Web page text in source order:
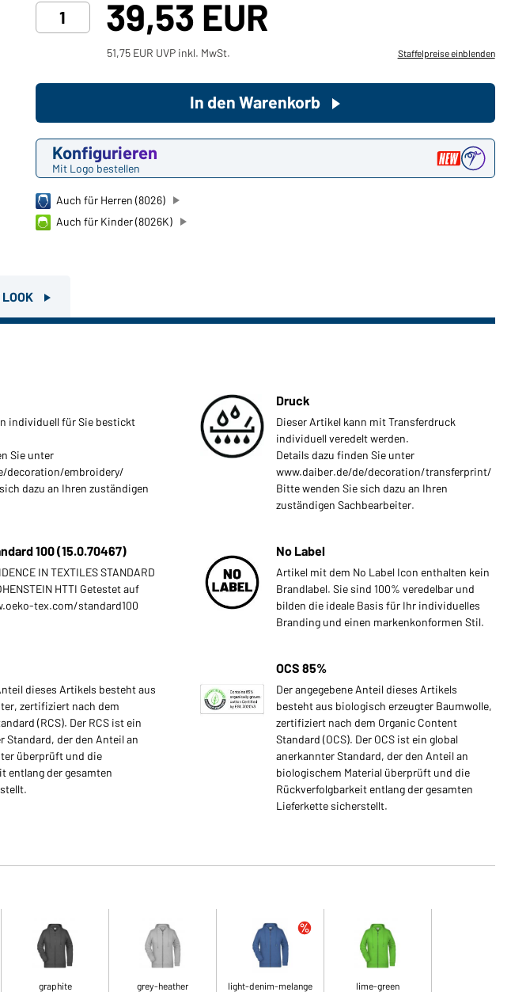
privaten Bedarf einkaufen?
Hier geht's zu unserem
Endkundenshop
39,53 EUR
51,75 EUR UVP inkl. MwSt. Staffelpreise einblenden
Konfigurieren
Mit Logo bestellen
In den Warenkorb
Auch für Herren (8026)
Auch für Kinder (8026K)
LOOK
individuell für Sie bestickt
Sie unter
decoration/embroidery/
dazu an Ihren zuständigen
Druck
Dieser Artikel kann mit Transferdruck
individuell veredelt werden.
Details dazu finden Sie unter
www.daiber.de/de/decoration/transferprint/
Bitte wenden Sie sich dazu an Ihren
zuständigen Sachbearbeiter.
100 (15.0.70467)
IN TEXTILES STANDARD
HTTI Getestet auf
tex.com/standard100
No Label
Artikel mit dem No Label Icon enthalten kein
Brandlabel. Sie sind 100% veredelbar und
bilden die ideale Basis für Ihr individuelles
Branding und einen markenkonformen Stil.
dieses Artikels besteht aus
zertifiziert nach dem
(RCS). Der RCS ist ein
Standard, der den Anteil an
überprüft und die
entlang der gesamten
OCS 85%
Der angegebene Anteil dieses Artikels
besteht aus biologisch erzeugter Baumwolle,
zertifiziert nach dem Organic Content
Standard (OCS). Der OCS ist ein global
anerkannter Standard, der den Anteil an
biologischem Material überprüft und die
Rückverfolgbarkeit entlang der gesamten
Lieferkette sicherstellt.
graphite grey-heather light-denim-melange lime-green